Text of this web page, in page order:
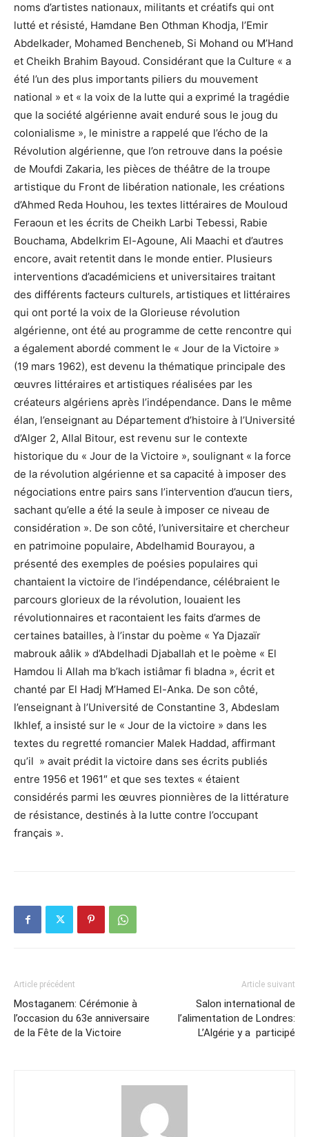
noms d’artistes nationaux, militants et créatifs qui ont
lutté et résisté, Hamdane Ben Othman Khodja, l’Emir
Abdelkader, Mohamed Bencheneb, Si Mohand ou M’Hand
et Cheikh Brahim Bayoud. Considérant que la Culture « a
été l’un des plus importants piliers du mouvement
national » et « la voix de la lutte qui a exprimé la tragédie
que la société algérienne avait enduré sous le joug du
colonialisme », le ministre a rappelé que l’écho de la
Révolution algérienne, que l’on retrouve dans la poésie
de Moufdi Zakaria, les pièces de théâtre de la troupe
artistique du Front de libération nationale, les créations
d’Ahmed Reda Houhou, les textes littéraires de Mouloud
Feraoun et les écrits de Cheikh Larbi Tebessi, Rabie
Bouchama, Abdelkrim El-Agoune, Ali Maachi et d’autres
encore, avait retentit dans le monde entier. Plusieurs
interventions d’académiciens et universitaires traitant
des différents facteurs culturels, artistiques et littéraires
qui ont porté la voix de la Glorieuse révolution
algérienne, ont été au programme de cette rencontre qui
a également abordé comment le « Jour de la Victoire »
(19 mars 1962), est devenu la thématique principale des
œuvres littéraires et artistiques réalisées par les
créateurs algériens après l’indépendance. Dans le même
élan, l’enseignant au Département d’histoire à l’Université
d’Alger 2, Allal Bitour, est revenu sur le contexte
historique du « Jour de la Victoire », soulignant « la force
de la révolution algérienne et sa capacité à imposer des
négociations entre pairs sans l’intervention d’aucun tiers,
sachant qu’elle a été la seule à imposer ce niveau de
considération ». De son côté, l’universitaire et chercheur
en patrimoine populaire, Abdelhamid Bourayou, a
présenté des exemples de poésies populaires qui
chantaient la victoire de l’indépendance, célébraient le
parcours glorieux de la révolution, louaient les
révolutionnaires et racontaient les faits d’armes de
certaines batailles, à l’instar du poème « Ya Djazaïr
mabrouk aâlik » d’Abdelhadi Djaballah et le poème « El
Hamdou li Allah ma b’kach istiâmar fi bladna », écrit et
chanté par El Hadj M’Hamed El-Anka. De son côté,
l’enseignant à l’Université de Constantine 3, Abdeslam
Ikhlef, a insisté sur le « Jour de la victoire » dans les
textes du regretté romancier Malek Haddad, affirmant
qu’il » avait prédit la victoire dans ses écrits publiés
entre 1956 et 1961″ et que ses textes « étaient
considérés parmi les œuvres pionnières de la littérature
de résistance, destinés à la lutte contre l’occupant
français ».
Article précédent
Mostaganem: Cérémonie à
l’occasion du 63e anniversaire
de la Fête de la Victoire
Article suivant
Salon international de
l’alimentation de Londres:
L’Algérie y a participé